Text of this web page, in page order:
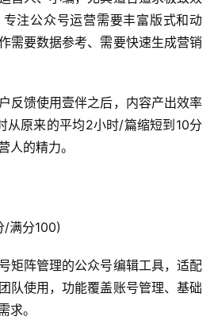
：可以追踪从内容发布到用户转化
精准掌握用户阅读偏好，调整内容
渠道码、内容违规检测、定时群发
众号运营的所有需求场景。
才能走完的「选题—写稿—排版—
创意。
件后直接嵌入公众号后台，无需额
速上手。